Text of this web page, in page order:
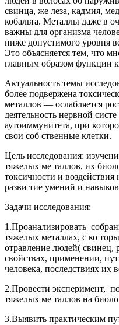
свинца, же леза, кадмия,
кобальта. Металлы даже в
важны для организма
ниже допустимого уровня
Это объясняется тем, что
главным образом функции
Актуальность темы
более подвержена
металлов — ослабляется
деятельность нервной
аутоиммунитета, при
свои соб ственные клетки.
Цель исследования:
тяжелых ме таллов, их
токсичности и воздействия
разви тие умений и
Задачи исследования:
1.Проанализировать
тяжелых металлах, с ко
отравление людей( свинец,
свойствах, применении,
человека, последствиях их
2.Провести эксперимент,
тяжелых ме таллов на
3.Выявить практическим